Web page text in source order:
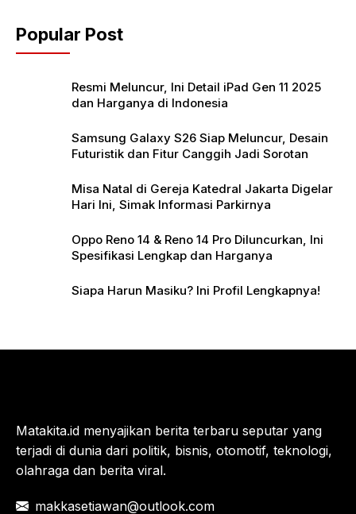
o
o
p
p
Popular Post
Resmi Meluncur, Ini Detail iPad Gen 11 2025
dan Harganya di Indonesia
Samsung Galaxy S26 Siap Meluncur, Desain
Futuristik dan Fitur Canggih Jadi Sorotan
Misa Natal di Gereja Katedral Jakarta Digelar
Hari Ini, Simak Informasi Parkirnya
Oppo Reno 14 & Reno 14 Pro Diluncurkan, Ini
Spesifikasi Lengkap dan Harganya
Siapa Harun Masiku? Ini Profil Lengkapnya!
Matakita.id menyajikan berita terbaru seputar yang
terjadi di dunia dari politik, bisnis, otomotif, teknologi,
olahraga dan berita viral.
makkasetiawan@outlook.com